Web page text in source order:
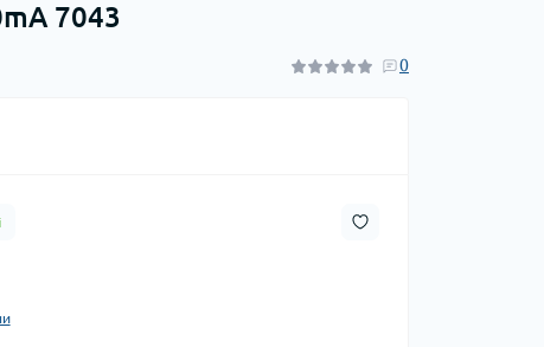
7043
0